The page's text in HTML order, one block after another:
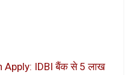
Apply: IDBI बैंक से 5 लाख